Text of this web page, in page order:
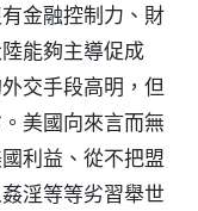
金融控制力、財
能夠主導促成
交手段高明，但
美國向來言而無
利益、從不把盟
淫等等劣習舉世